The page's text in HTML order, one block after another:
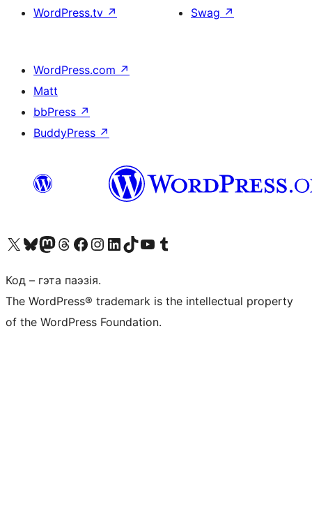
WordPress.tv ↗
Swag ↗
WordPress.com ↗
Matt
bbPress ↗
BuddyPress ↗
Наведайце наш акаўнт у X (былы Twitter)
Visit our Bluesky account
Visit our Mastodon account
Visit our Threads account
Наведаеце нашу старонку на Facebook
Наведайце наш Instagram
Наведайце нашу старонку ў LinkedIn
Visit our TikTok account
Наведайце наш YouTube каналVisit our Tumblr account
Код – гэта паэзія.
The WordPress® trademark is the intellectual property
of the WordPress Foundation.